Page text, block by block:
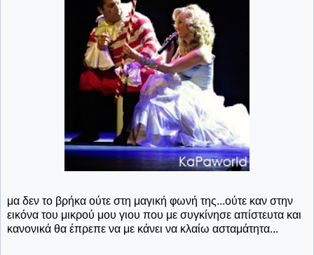
μα δεν το βρήκα ούτε στη μαγική φωνή της...ούτε καν στην
εικόνα του μικρού μου γιου που με συγκίνησε απίστευτα και
κανονικά θα έπρεπε να με κάνει να κλαίω ασταμάτητα...